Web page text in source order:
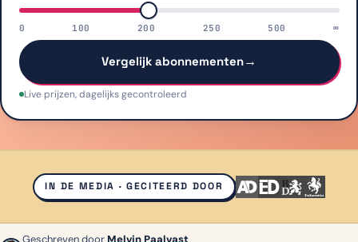
0 100 200 250 500 ∞
Vergelijk abonnementen→
Live prijzen, dagelijks gecontroleerd
IN DE MEDIA · GECITEERD DOOR
Geschreven door Melvin Paalvast